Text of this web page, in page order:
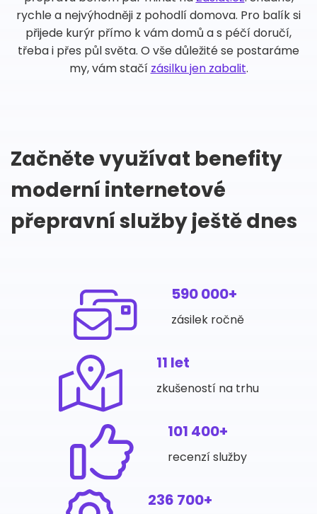
rychle a nejvýhodněji z pohodlí domova. Pro balík si
přijede kurýr přímo k vám domů a s péčí doručí,
třeba i přes půl světa. O vše důležité se postaráme
my, vám stačí zásilku jen zabalit.
Začněte využívat benefity
moderní internetové
přepravní služby ještě dnes
590 000+
zásilek ročně
11 let
zkušeností na trhu
101 400+
recenzí služby
236 700+